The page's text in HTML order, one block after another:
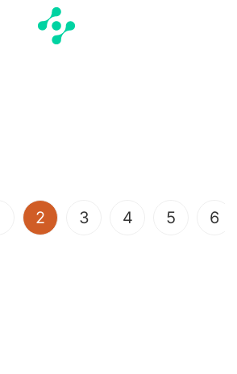
2 (current)
3 4 5 6